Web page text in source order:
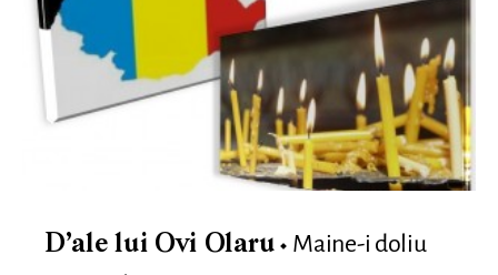
D’ale lui Ovi Olaru
Maine-i doliu